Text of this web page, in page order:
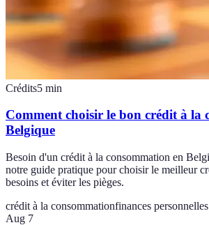
Crédits5 min
Comment choisir le bon crédit à la
Belgique
Besoin d'un crédit à la consommation en
notre guide pratique pour choisir le meilleur
besoins et éviter les pièges.
crédit à la consommationfinances personnelles
Aug 7